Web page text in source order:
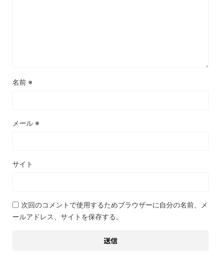
名前 ※
メール ※
サイト
次回のコメントで使用するためブラウザーに自分の名前、メ
ールアドレス、サイトを保存する。